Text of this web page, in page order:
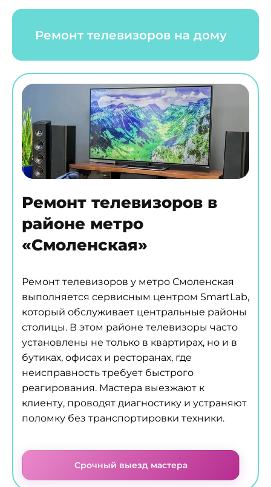
Ремонт телевизоров на дому
Ремонт телевизоров в
районе метро
«Смоленская»
Ремонт телевизоров у метро Смоленская
выполняется сервисным центром SmartLab,
который обслуживает центральные районы
столицы. В этом районе телевизоры часто
установлены не только в квартирах, но и в
бутиках, офисах и ресторанах, где
неисправность требует быстрого
реагирования. Мастера выезжают к
клиенту, проводят диагностику и устраняют
поломку без транспортировки техники.
Срочный выезд мастера